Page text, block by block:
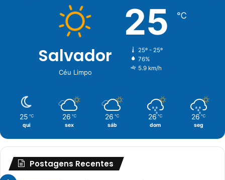
Salvador
Céu Limpo
25 ℃
25º - 25º
76%
5.9 km/h
25 ℃
qui
26 ℃
sex
26 ℃
sáb
26 ℃
dom
26 ℃
seg
Postagens Recentes